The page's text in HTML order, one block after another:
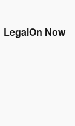
LegalOn Now